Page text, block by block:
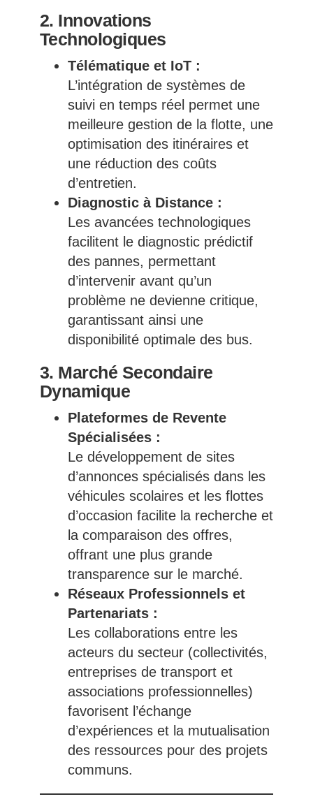
2. Innovations
Technologiques
Télématique et IoT :
L’intégration de systèmes de
suivi en temps réel permet une
meilleure gestion de la flotte, une
optimisation des itinéraires et
une réduction des coûts
d’entretien.
Diagnostic à Distance :
Les avancées technologiques
facilitent le diagnostic prédictif
des pannes, permettant
d’intervenir avant qu’un
problème ne devienne critique,
garantissant ainsi une
disponibilité optimale des bus.
3. Marché Secondaire
Dynamique
Plateformes de Revente
Spécialisées :
Le développement de sites
d’annonces spécialisés dans les
véhicules scolaires et les flottes
d’occasion facilite la recherche et
la comparaison des offres,
offrant une plus grande
transparence sur le marché.
Réseaux Professionnels et
Partenariats :
Les collaborations entre les
acteurs du secteur (collectivités,
entreprises de transport et
associations professionnelles)
favorisent l’échange
d’expériences et la mutualisation
des ressources pour des projets
communs.